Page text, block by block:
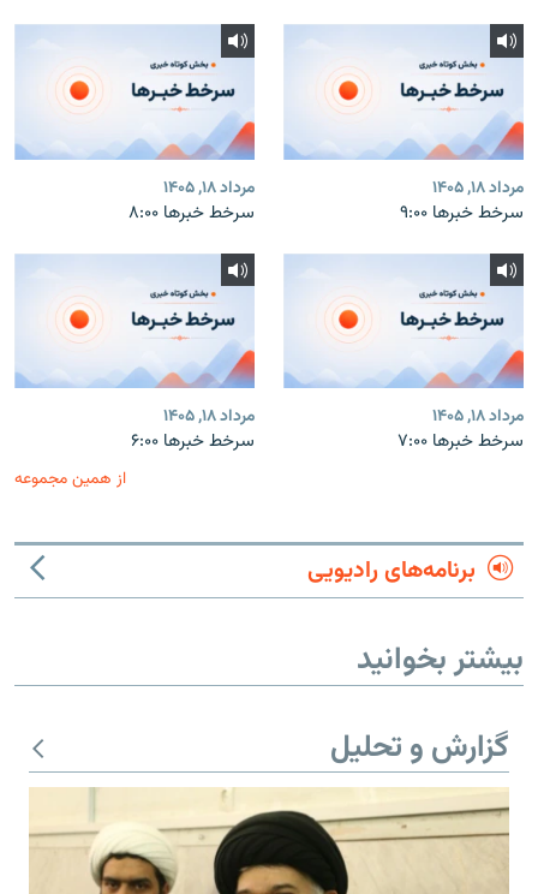
مرداد ۱۸, ۱۴۰۵
سرخط خبرها ۹:۰۰
مرداد ۱۸, ۱۴۰۵
سرخط خبرها ۸:۰۰
مرداد ۱۸, ۱۴۰۵
سرخط خبرها ۷:۰۰
مرداد ۱۸, ۱۴۰۵
سرخط خبرها ۶:۰۰
از همین مجموعه
برنامه‌های رادیویی
بیشتر بخوانید
گزارش و تحلیل